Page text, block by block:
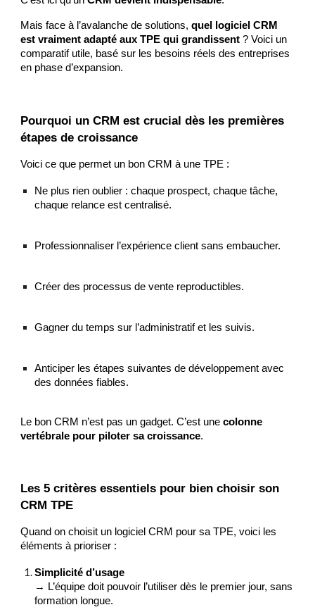
Mais face à l’avalanche de solutions,quel logiciel CRM
est vraiment adapté aux TPE qui grandissent ? Voici un
comparatif utile, basé sur les besoins réels des entreprises
en phase d’expansion.
Pourquoi un CRM est crucial dès les premières
étapes de croissance
Voici ce que permet un bon CRM à une TPE :
Ne plus rien oublier : chaque prospect, chaque tâche,
chaque relance est centralisé.
Professionnaliser l’expérience client sans embaucher.
Créer des processus de vente reproductibles.
Gagner du temps sur l’administratif et les suivis.
Anticiper les étapes suivantes de développement avec
des données fiables.
Le bon CRM n’est pas un gadget. C’est unecolonne
vertébrale pour piloter sa croissance.
Les 5 critères essentiels pour bien choisir son
CRM TPE
Quand on choisit un logiciel CRM pour sa TPE, voici les
éléments à prioriser :
Simplicité d’usage
→ L’équipe doit pouvoir l’utiliser dès le premier jour, sans
formation longue.